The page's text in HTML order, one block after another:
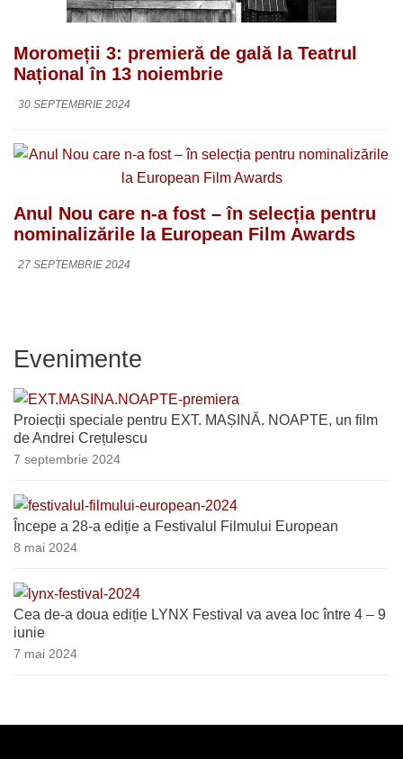
Moromeții 3: premieră de gală la Teatrul
Național în 13 noiembrie
30 SEPTEMBRIE 2024
Anul Nou care n-a fost – în selecția pentru
nominalizările la European Film Awards
27 SEPTEMBRIE 2024
Evenimente
Proiecții speciale pentru EXT. MAȘINĂ. NOAPTE, un film
de Andrei Crețulescu
7 septembrie 2024
Începe a 28-a ediție a Festivalul Filmului European
8 mai 2024
Cea de-a doua ediție LYNX Festival va avea loc între 4 – 9
iunie
7 mai 2024